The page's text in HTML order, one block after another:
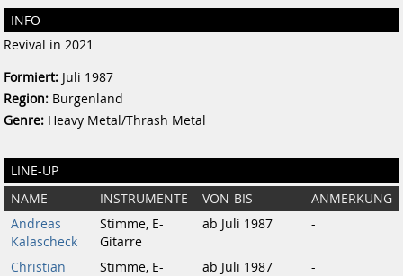
INFO
Revival in 2021
Formiert: Juli 1987
Region: Burgenland
Genre: Heavy Metal/Thrash Metal
LINE-UP
NAME INSTRUMENTE VON-BIS
ANMERKUNG
Andreas
Kalascheck
Stimme, E-
Gitarre
ab Juli 1987 -
Christian
Stimme, E-
ab Juli 1987 -